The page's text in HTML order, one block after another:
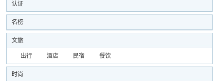
认证
名榜
文旅
出行 酒店 民宿 餐饮
时尚